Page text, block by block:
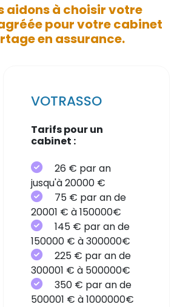
aidons à choisir votre
pour votre cabinet
en assurance.
VOTRASSO
Tarifs pour un
cabinet :
26 € par an
jusqu'à 20000 €
75 € par an de
20001 € à 150000€
145 € par an de
150000 € à 300000€
225 € par an de
300001 € à 500000€
350 € par an de
500001 € à 1000000€